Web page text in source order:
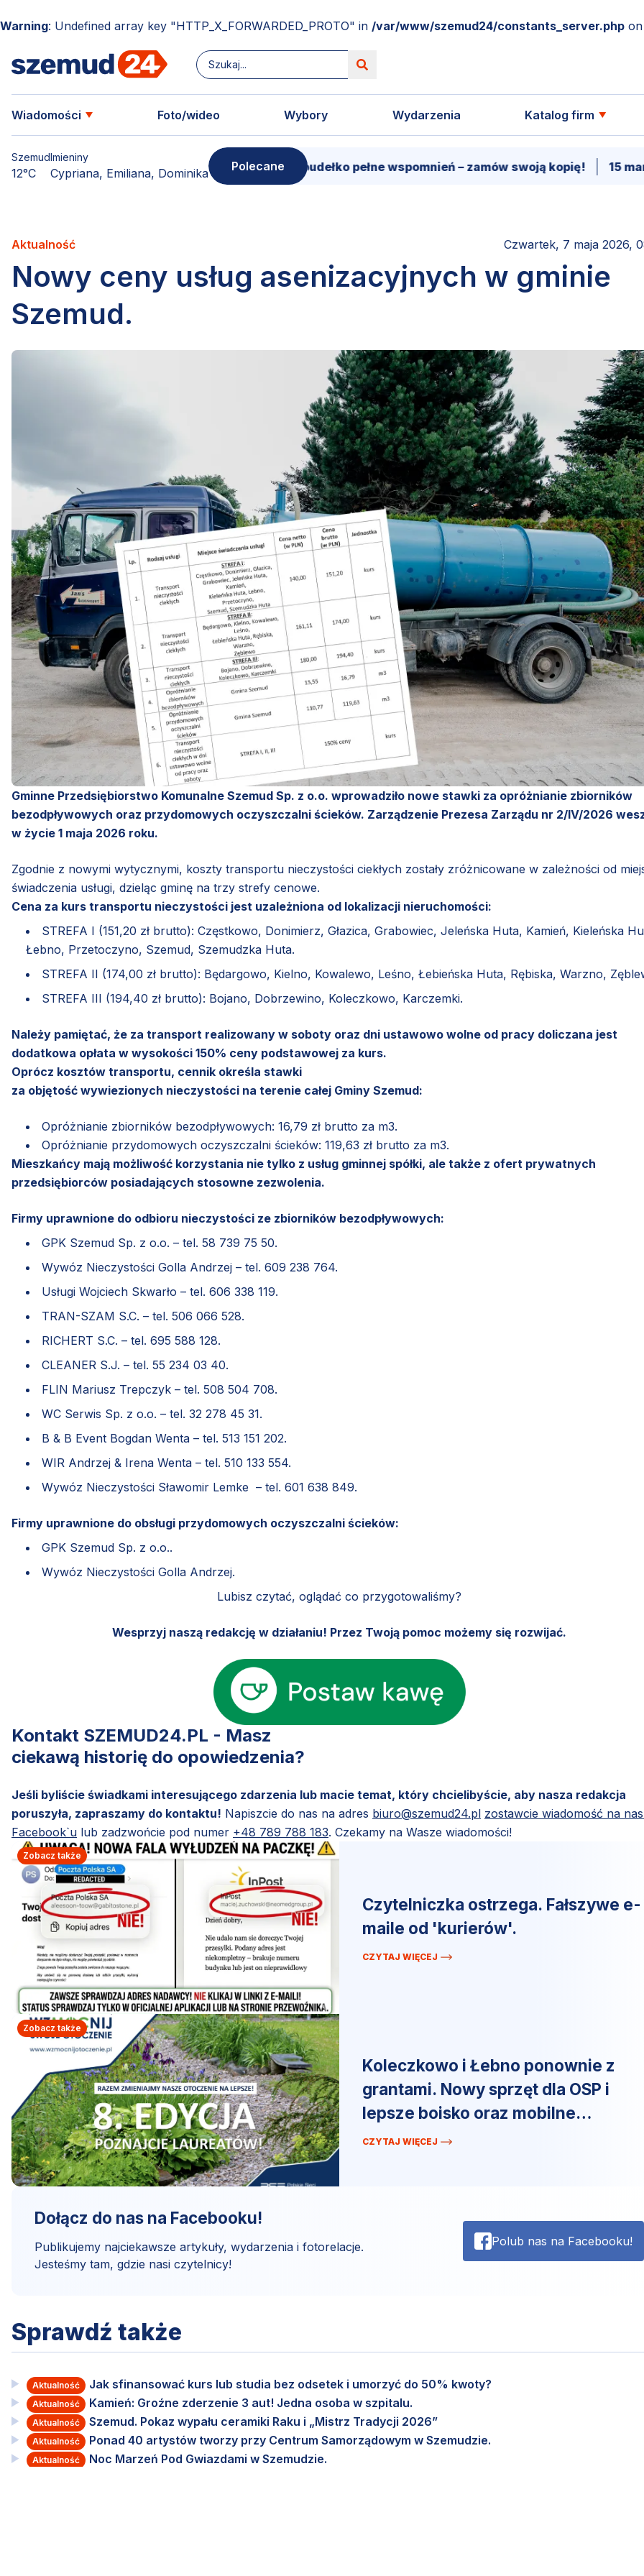
Warning: Undefined array key "HTTP_X_FORWARDED_PROTO" in /var/www/szemud24/constants_server.php
Wiadomości Foto/wideo Wybory Wydarzenia Katalog firm
Szemud
12°C
Imieniny
Cypriana, Emiliana, Dominika Polecane
Donimierz i Szemud. Filmowe pudełko pełne wspomnień – zamów swoją kopię! 15 marca -
Aktualność Czwartek, 7 maja 2026,
Nowy ceny usług asenizacyjnych w gminie
Szemud.
Gminne Przedsiębiorstwo Komunalne Szemud Sp. z o.o. wprowadziło nowe stawki za opróżnianie zbiorników
bezodpływowych oraz przydomowych oczyszczalni ścieków. Zarządzenie Prezesa Zarządu nr 2/IV/2026
w życie 1 maja 2026 roku.
Zgodnie z nowymi wytycznymi, koszty transportu nieczystości ciekłych zostały zróżnicowane w zależności od
świadczenia usługi, dzieląc gminę na trzy strefy cenowe.
Cena za kurs transportu nieczystości jest uzależniona od lokalizacji nieruchomości:
STREFA I (151,20 zł brutto): Częstkowo, Donimierz, Głazica, Grabowiec, Jeleńska Huta, Kamień, Kieleńska
Łebno, Przetoczyno, Szemud, Szemudzka Huta.
STREFA II (174,00 zł brutto): Będargowo, Kielno, Kowalewo, Leśno, Łebieńska Huta, Rębiska, Warzno,
STREFA III (194,40 zł brutto): Bojano, Dobrzewino, Koleczkowo, Karczemki.
Należy pamiętać, że za transport realizowany w soboty oraz dni ustawowo wolne od pracy doliczana jest
dodatkowa opłata w wysokości 150% ceny podstawowej za kurs.
Oprócz kosztów transportu, cennik określa stawki
za objętość wywiezionych nieczystości na terenie całej Gminy Szemud:
Opróżnianie zbiorników bezodpływowych: 16,79 zł brutto za m3.
Opróżnianie przydomowych oczyszczalni ścieków: 119,63 zł brutto za m3.
Mieszkańcy mają możliwość korzystania nie tylko z usług gminnej spółki, ale także z ofert prywatnych
przedsiębiorców posiadających stosowne zezwolenia.
Firmy uprawnione do odbioru nieczystości ze zbiorników bezodpływowych:
GPK Szemud Sp. z o.o. – tel. 58 739 75 50.
Wywóz Nieczystości Golla Andrzej – tel. 609 238 764.
Usługi Wojciech Skwarło – tel. 606 338 119.
TRAN-SZAM S.C. – tel. 506 066 528.
RICHERT S.C. – tel. 695 588 128.
CLEANER S.J. – tel. 55 234 03 40.
FLIN Mariusz Trepczyk – tel. 508 504 708.
WC Serwis Sp. z o.o. – tel. 32 278 45 31.
B & B Event Bogdan Wenta – tel. 513 151 202.
WIR Andrzej & Irena Wenta – tel. 510 133 554.
Wywóz Nieczystości Sławomir Lemke – tel. 601 638 849.
Firmy uprawnione do obsługi przydomowych oczyszczalni ścieków:
GPK Szemud Sp. z o.o..
Wywóz Nieczystości Golla Andrzej.
Lubisz czytać, oglądać co przygotowaliśmy?
Wesprzyj naszą redakcję w działaniu! Przez Twoją pomoc możemy się rozwijać.
Kontakt SZEMUD24.PL - Masz
ciekawą historię do opowiedzenia?
Jeśli byliście świadkami interesującego zdarzenia lub macie temat, który chcielibyście, aby nasza redakcja
poruszyła, zapraszamy do kontaktu! Napiszcie do nas na adres biuro@szemud24.pl zostawcie wiadomość na
Facebook`u lub zadzwońcie pod numer +48 789 788 183. Czekamy na Wasze wiadomości!
Zobacz także
Czytelniczka ostrzega. Fałszywe e-
maile od 'kurierów'.
CZYTAJ WIĘCEJ
Zobacz także
Koleczkowo i Łebno ponownie z
grantami. Nowy sprzęt dla OSP i
lepsze boisko oraz mobilne
miasteczko ruchu drogowego.
CZYTAJ WIĘCEJ
Dołącz do nas na Facebooku!
Publikujemy najciekawsze artykuły, wydarzenia i fotorelacje.
Jesteśmy tam, gdzie nasi czytelnicy!
Polub nas na Facebooku!
Sprawdź także
Aktualność Jak sfinansować kurs lub studia bez odsetek i umorzyć do 50% kwoty?
Aktualność Kamień: Groźne zderzenie 3 aut! Jedna osoba w szpitalu.
Aktualność Szemud. Pokaz wypału ceramiki Raku i „Mistrz Tradycji 2026”
Aktualność Ponad 40 artystów tworzy przy Centrum Samorządowym w Szemudzie.
Aktualność Noc Marzeń Pod Gwiazdami w Szemudzie.